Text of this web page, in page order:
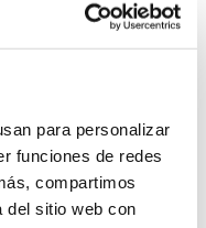
para personalizar
funciones de redes
compartimos
del sitio web con